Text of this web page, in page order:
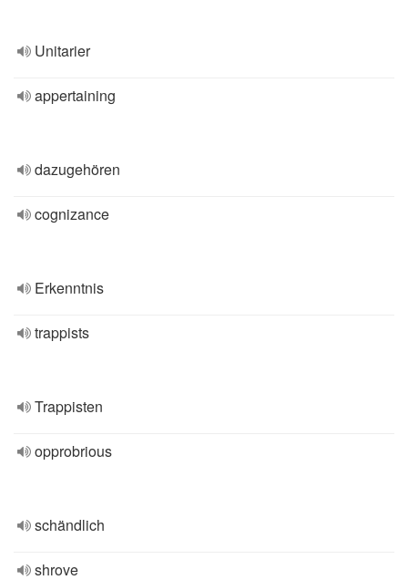
Unitarier
appertaining
dazugehören
cognizance
Erkenntnis
trappists
Trappisten
opprobrious
schändlich
shrove